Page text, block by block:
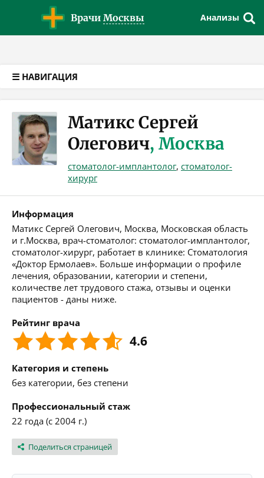
Врачи Москвы Анализы
☰ НАВИГАЦИЯ
Матикс Сергей
Олегович, Москва
стоматолог-имплантолог, стоматолог-
хирург
Информация
Матикс Сергей Олегович, Москва, Московская область
и г.Москва, врач-стоматолог: стоматолог-имплантолог,
стоматолог-хирург, работает в клинике: Стоматология
«Доктор Ермолаев». Больше информации о профиле
лечения, образовании, категории и степени,
количестве лет трудового стажа, отзывы и оценки
пациентов - даны ниже.
Рейтинг врача
4.6
Категория и степень
без категории, без степени
Профессиональный стаж
22 года (с 2004 г.)
Поделиться страницей